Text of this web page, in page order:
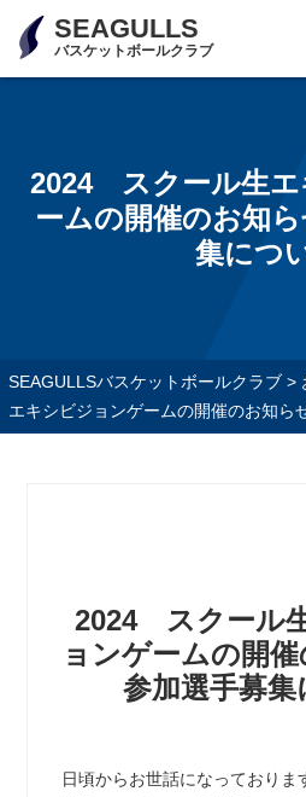
SEAGULLS
バスケットボールクラブ
2024 スクール生エ
ームの開催のお知
集につ
SEAGULLSバスケットボールクラブ>
エキシビジョンゲームの開催のお知ら
2024 スクール
ョンゲームの開
参加選手募集
日頃からお世話になっておりま